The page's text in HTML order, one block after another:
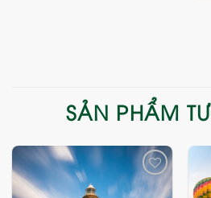
SẢN PHẨM
Add